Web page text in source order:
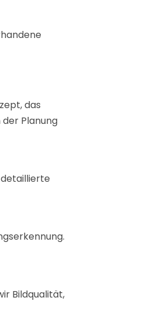
das
Planung
Bildqualität,